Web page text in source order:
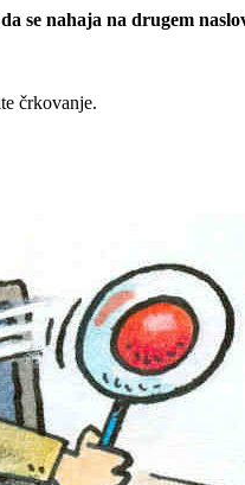
se nahaja na drugem
črkovanje.